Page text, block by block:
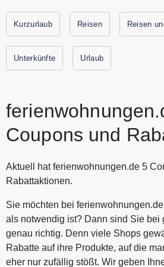
Feriendomizilen. Alle aktuellen
Rabattaktionen von
hier auf Gutscheine.codes.
Kurzurlaub Reisen Reisen
Unterkünfte Urlaub
Coupons und
Aktuell hat ferienwohnungen.de 5
Rabattaktionen.
Sie möchten bei
als notwendig ist? Dann sind Sie bei
genau richtig. Denn viele Shops
Rabatte auf ihre Produkte, auf die
eher nur zufällig stößt. Wir geben